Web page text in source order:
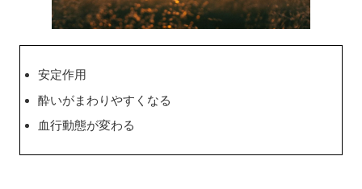
安定作用
酔いがまわりやすくなる
血行動態が変わる